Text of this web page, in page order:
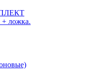
+ ложка.